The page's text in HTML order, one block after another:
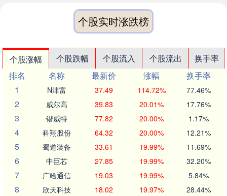
个股实时涨跌榜
个股涨幅 个股跌幅 个股流入 个股流出
换手率
排名
名称 最新价 涨幅
换手率
1
N津富 37.49 114.72% 77.46%
2 威尔高 39.83 20.01% 17.76%
3 锴威特 77.82 20.00% 1.17%
4 科翔股份 64.32 20.00% 12.21%
5 蜀道装备 33.61 19.99% 11.69%
6 中巨芯 27.85 19.99% 32.20%
7 广哈通信 19.03 19.99% 5.84%
8 欣天科技 18.02 19.97% 28.44%